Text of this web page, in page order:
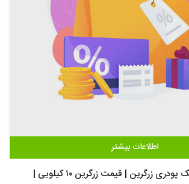
اطلاعات بیشتر
زرگرین | قیمت زرگرین ۱۰ کیلویی |